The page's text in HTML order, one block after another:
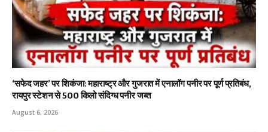
‘सफेद जहर’ पर शिकंजा: महाराष्ट्र और गुजरात में एनालॉग पनीर पर पूर्ण प्रतिबंध,
रायपुर स्टेशन से 500 किलो संदिग्ध पनीर जब्त
August 6, 2026